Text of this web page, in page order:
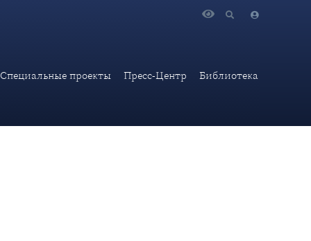
Специальные проекты Пресс-Центр Библиотека